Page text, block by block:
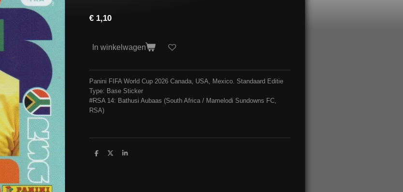
€ 1,10
In winkelwagen
Panini FIFA World Cup 2026 Canada, USA, Mexico. Standaard Editie
Type: Base Sticker
#RSA 14: Bathusi Aubaas (South Africa / Mamelodi Sundowns FC,
RSA)
D
D
S